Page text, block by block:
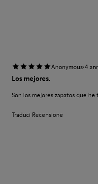
Anonymous·4
Los mejores.
Son los mejores zapatos que
Traduci Recensione